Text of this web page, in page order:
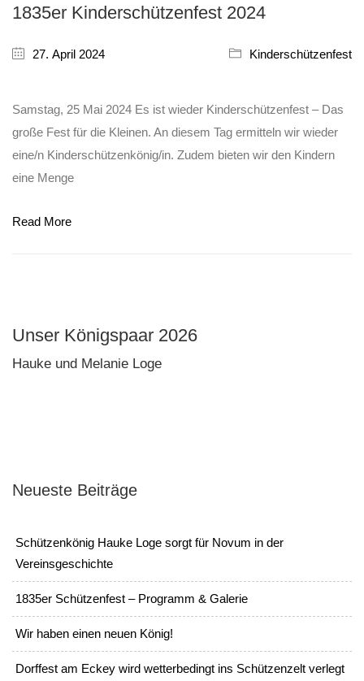
1835er Kinderschützenfest 2024
27. April 2024 Kinderschützenfest
Samstag, 25 Mai 2024 Es ist wieder Kinderschützenfest – Das
große Fest für die Kleinen. An diesem Tag ermitteln wir wieder
eine/n Kinderschützenkönig/in. Zudem bieten wir den Kindern
eine Menge
Read More
Unser Königspaar 2026
Hauke und Melanie Loge
Neueste Beiträge
Schützenkönig Hauke Loge sorgt für Novum in der
Vereinsgeschichte
1835er Schützenfest – Programm & Galerie
Wir haben einen neuen König!
Dorffest am Eckey wird wetterbedingt ins Schützenzelt verlegt